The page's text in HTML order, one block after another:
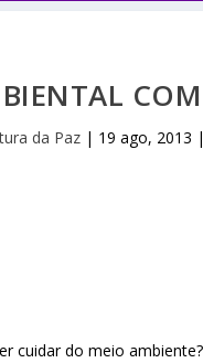
da Paz | 19 ago, 2013
cuidar do meio ambiente?